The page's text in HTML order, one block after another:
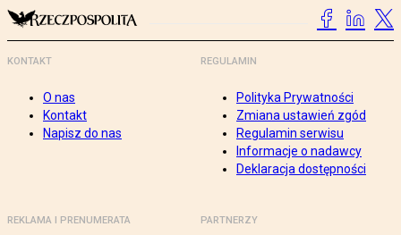
KONTAKT
O nas
Kontakt
Napisz do nas
REGULAMIN
Polityka Prywatności
Zmiana ustawień zgód
Regulamin serwisu
Informacje o nadawcy
Deklaracja dostępności
REKLAMA I PRENUMERATA PARTNERZY